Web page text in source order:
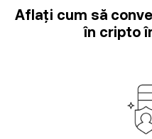
Aflați cum să
în cripto